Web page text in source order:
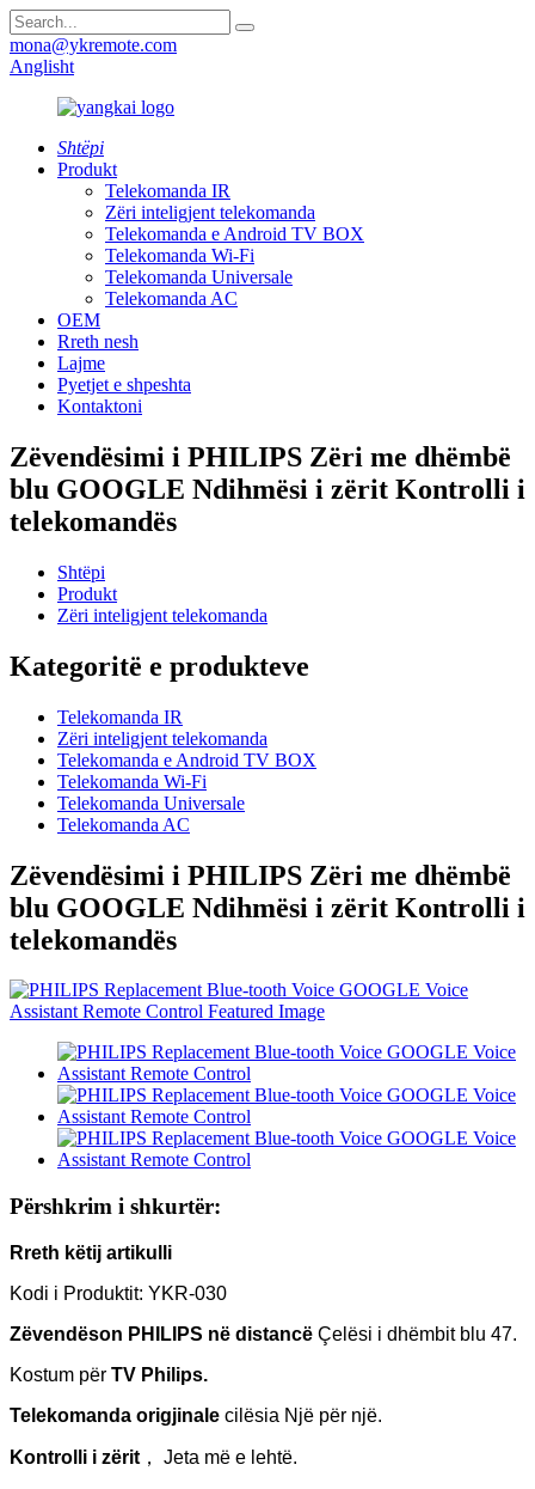
mona@ykremote.com
Anglisht
Shtëpi
Produkt
Telekomanda IR
Zëri inteligjent telekomanda
Telekomanda e Android TV BOX
Telekomanda Wi-Fi
Telekomanda Universale
Telekomanda AC
OEM
Rreth nesh
Lajme
Pyetjet e shpeshta
Kontaktoni
Zëvendësimi i PHILIPS Zëri me dhëmbë
blu GOOGLE Ndihmësi i zërit Kontrolli i
telekomandës
Shtëpi
Produkt
Zëri inteligjent telekomanda
Kategoritë e produkteve
Telekomanda IR
Zëri inteligjent telekomanda
Telekomanda e Android TV BOX
Telekomanda Wi-Fi
Telekomanda Universale
Telekomanda AC
Zëvendësimi i PHILIPS Zëri me dhëmbë
blu GOOGLE Ndihmësi i zërit Kontrolli i
telekomandës
Përshkrim i shkurtër:
Rreth këtij artikulli
Kodi i Produktit: YKR-030
Zëvendëson PHILIPS në distancë Çelësi i dhëmbit blu 47.
Kostum për TV Philips.
Telekomanda origjinale cilësia Një për një.
Kontrolli i zërit ， Jeta më e lehtë.